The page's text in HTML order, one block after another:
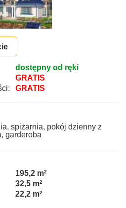
dostępny od ręki
GRATIS
GRATIS
spiżarnia, pokój dzienny z
garderoba
195,2 m2
32,5 m2
22,2 m2